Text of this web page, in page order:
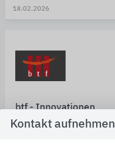
btf - Innovationen
für den Bau GmbH
18.02.2026
Kontakt aufnehmen